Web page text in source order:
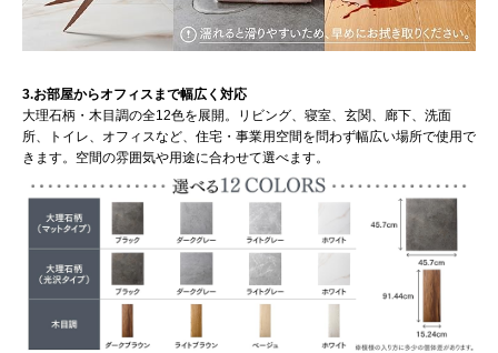
3.お部屋からオフィスまで幅広く対応
大理石柄・木目調の全12色を展開。リビング、寝室、玄関、廊下、洗面
所、トイレ、オフィスなど、住宅・事業用空間を問わず幅広い場所で使用で
きます。空間の雰囲気や用途に合わせて選べます。